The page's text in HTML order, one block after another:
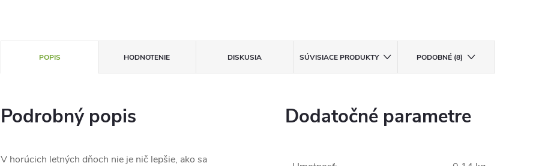
POPIS HODNOTENIE DISKUSIA SÚVISIACE PRODUKTY PODOBNÉ (8)
Podrobný popis
V horúcich letných dňoch nie je nič lepšie, ako sa
Dodatočné parametre